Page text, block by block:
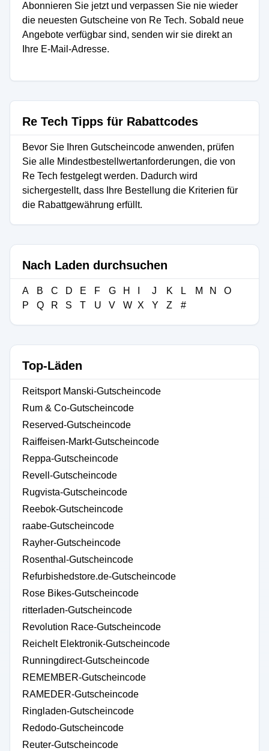
Abonnieren Sie jetzt und verpassen Sie nie wieder
die neuesten Gutscheine von Re Tech. Sobald neue
Angebote verfügbar sind, senden wir sie direkt an
Ihre E-Mail-Adresse.
Re Tech Tipps für Rabattcodes
Bevor Sie Ihren Gutscheincode anwenden, prüfen
Sie alle Mindestbestellwertanforderungen, die von
Re Tech festgelegt werden. Dadurch wird
sichergestellt, dass Ihre Bestellung die Kriterien für
die Rabattgewährung erfüllt.
Nach Laden durchsuchen
A B C D E F G H J K L M N
O
P
Q R S T U V W X Y Z #
Top-Läden
Reitsport Manski-Gutscheincode
Rum & Co-Gutscheincode
Reserved-Gutscheincode
Raiffeisen-Markt-Gutscheincode
Reppa-Gutscheincode
Revell-Gutscheincode
Rugvista-Gutscheincode
Reebok-Gutscheincode
raabe-Gutscheincode
Rayher-Gutscheincode
Rosenthal-Gutscheincode
Refurbishedstore.de-Gutscheincode
Rose Bikes-Gutscheincode
ritterladen-Gutscheincode
Revolution Race-Gutscheincode
Reichelt Elektronik-Gutscheincode
Runningdirect-Gutscheincode
REMEMBER-Gutscheincode
RAMEDER-Gutscheincode
Ringladen-Gutscheincode
Redodo-Gutscheincode
Reuter-Gutscheincode